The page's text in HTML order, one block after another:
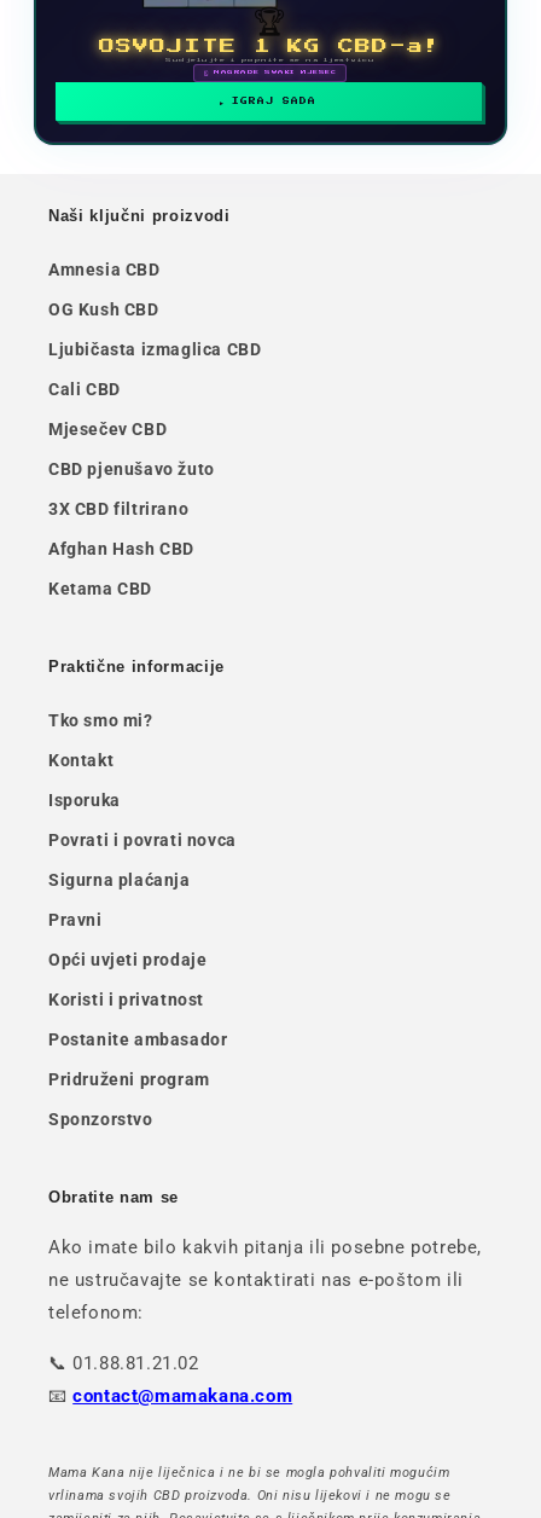
🏆
OSVOJITE 1 KG CBD-a!
Sudjelujte i popnite se na ljestvicu
🗓 NAGRADE SVAKI MJESEC
IGRAJ SADA
Naši ključni proizvodi
Amnesia CBD
OG Kush CBD
Ljubičasta izmaglica CBD
Cali CBD
Mjesečev CBD
CBD pjenušavo žuto
3X CBD filtrirano
Afghan Hash CBD
Ketama CBD
Praktične informacije
Tko smo mi?
Kontakt
Isporuka
Povrati i povrati novca
Sigurna plaćanja
Pravni
Opći uvjeti prodaje
Koristi i privatnost
Postanite ambasador
Pridruženi program
Sponzorstvo
Obratite nam se
Ako imate bilo kakvih pitanja ili posebne potrebe,
ne ustručavajte se kontaktirati nas e-poštom ili
telefonom:
📞 01.88.81.21.02
📧contact@mamakana.com
Mama Kana nije liječnica i ne bi se mogla pohvaliti mogućim
vrlinama svojih CBD proizvoda. Oni nisu lijekovi i ne mogu se